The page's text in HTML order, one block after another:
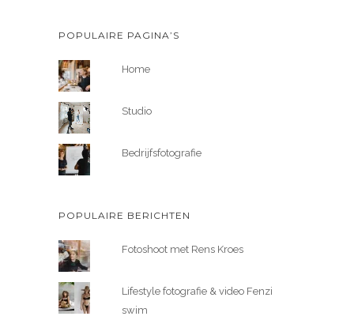
POPULAIRE PAGINA’S
Home
Studio
Bedrijfsfotografie
POPULAIRE BERICHTEN
Fotoshoot met Rens Kroes
Lifestyle fotografie & video Fenzi
swim